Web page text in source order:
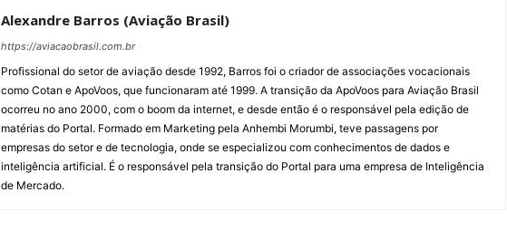
Alexandre Barros (Aviação Brasil)
https://aviacaobrasil.com.br
Profissional do setor de aviação desde 1992, Barros foi o criador de associações vocacionais
como Cotan e ApoVoos, que funcionaram até 1999. A transição da ApoVoos para Aviação Brasil
ocorreu no ano 2000, com o boom da internet, e desde então é o responsável pela edição de
matérias do Portal. Formado em Marketing pela Anhembi Morumbi, teve passagens por
empresas do setor e de tecnologia, onde se especializou com conhecimentos de dados e
inteligência artificial. É o responsável pela transição do Portal para uma empresa de Inteligência
de Mercado.